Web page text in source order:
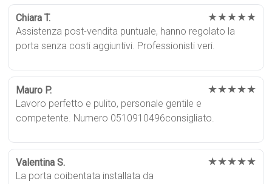
Chiara T. ★★★★★
Assistenza post-vendita puntuale, hanno regolato la
porta senza costi aggiuntivi. Professionisti veri.
Mauro P. ★★★★★
Lavoro perfetto e pulito, personale gentile e
competente. Numero 0510910496consigliato.
Valentina S. ★★★★★
La porta coibentata installata da